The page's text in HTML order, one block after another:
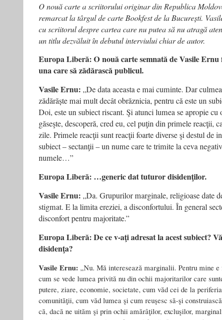
O nouă carte a scriitorului originar din Republica
remarcat la târgul de carte Bookfest de la București.
cu scriitorul despre cartea care nu putea să nu atragă
un titlu dezvăluit în debutul interviului chiar de autor.
Europa Liberă: O nouă carte semnată de Vasile Ernu
una care să zădărască publicul.
Vasile Ernu: „De data aceasta e mai cuminte. Dar
zădărăște mai mult decât obrăznicia, pentru că este un
Doi, este un subiect riscant. Şi atunci lumea se apropie cu
găseşte, descoperă, cred eu, cel puţin din primele reacţii,
zile. Primele reacţii sunt reacţii foarte diverse şi destul de
subiect – sectanţii – un nume care te trimite la ceva
numele…”
Europa Liberă: …generic dat tuturor disidenţilor.
Vasile Ernu: „Da. Grupurilor marginale, religioase date
stigmat. E la limita ereziei, a disconfortului. În general
disconfort pentru majoritate.”
Europa Liberă: De ce v-aţi adresat la acest subiect?
disidenţa?
Vasile Ernu: „Nu. Mă interesează marginalii. Pentru mine
cum se vede lumea privită nu din ochii majoritarilor care
putere, ziare, economie, societate, cum văd cei de la
comunităţii, cum văd lumea şi cum reuşesc să-şi
că, dacă ne uităm şi prin ochii amărâţilor, excluşilor,